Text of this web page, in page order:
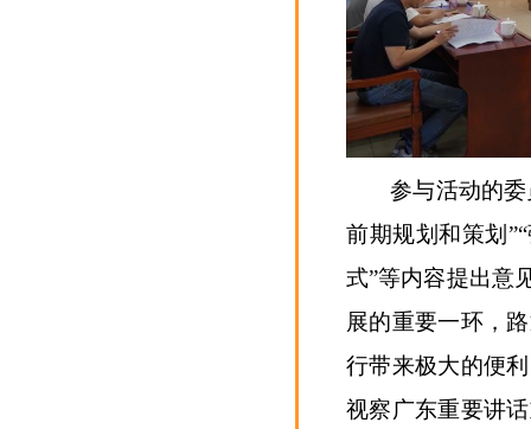
参与活动的
前期规划和策划
式”等内容提出意
展的重要一环，
行带来极大的便
视察广东重要讲